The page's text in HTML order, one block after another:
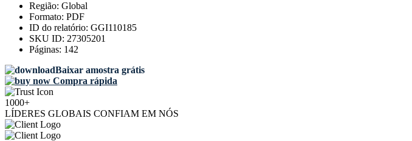
Região: Global
Formato: PDF
ID do relatório: GGI110185
SKU ID: 27305201
Páginas: 142
Baixar amostra grátis
Compra rápida
1000+
LÍDERES GLOBAIS CONFIAM EM NÓS